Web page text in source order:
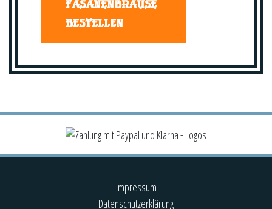
FASANENBRAUSE
BESTELLEN
Impressum
Datenschutzerklärung